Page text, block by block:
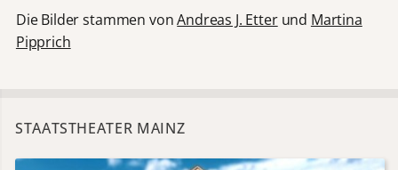
Die Bilder stammen vonAndreas J. Etterund Martina
Pipprich
STAATSTHEATER MAINZ